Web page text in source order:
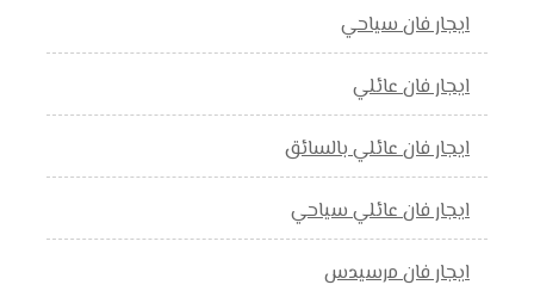
ايجار فان سياحي
ايجار فان عائلي
ايجار فان عائلي بالسائق
ايجار فان عائلي سياحي
ايجار فان مرسيدس